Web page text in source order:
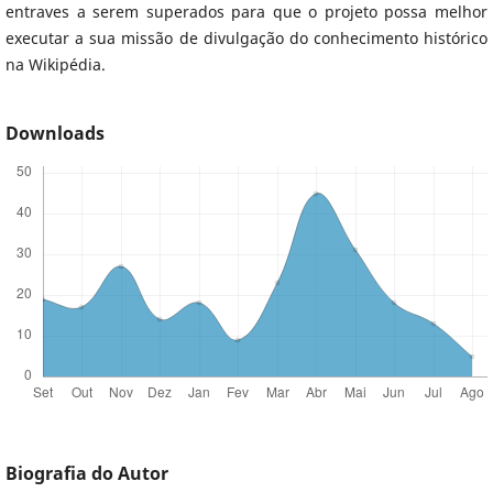
entraves a serem superados para que o projeto possa melhor
executar a sua missão de divulgação do conhecimento histórico
na Wikipédia.
Downloads
Biografia do Autor